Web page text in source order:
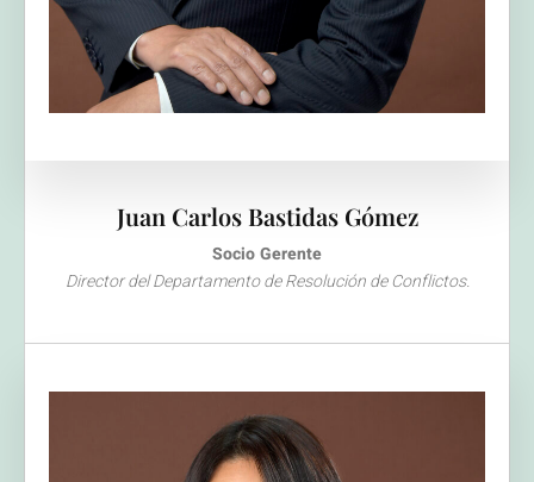
Juan Carlos Bastidas Gómez
Socio Gerente
Director del Departamento de Resolución de Conflictos.